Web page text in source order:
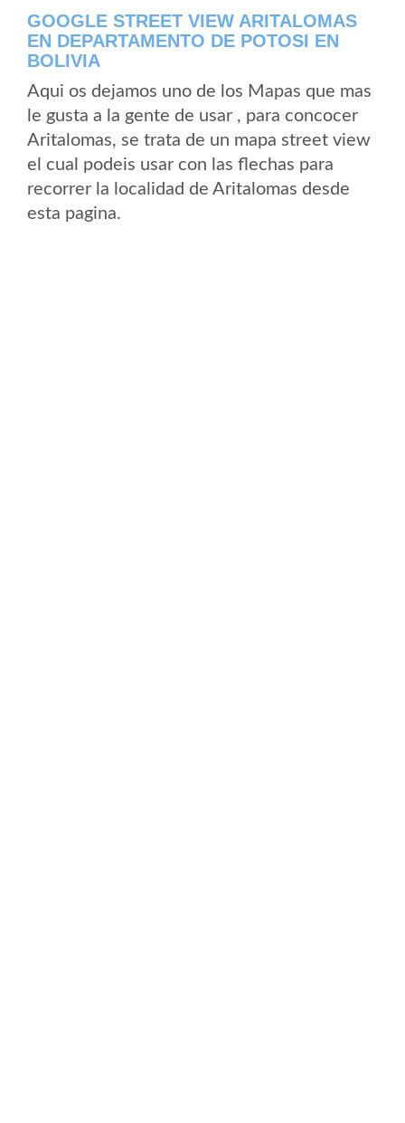
GOOGLE STREET VIEW ARITALOMAS
EN DEPARTAMENTO DE POTOSI EN
BOLIVIA
Aqui os dejamos uno de los Mapas que mas
le gusta a la gente de usar , para concocer
Aritalomas, se trata de un mapa street view
el cual podeis usar con las flechas para
recorrer la localidad de Aritalomas desde
esta pagina.